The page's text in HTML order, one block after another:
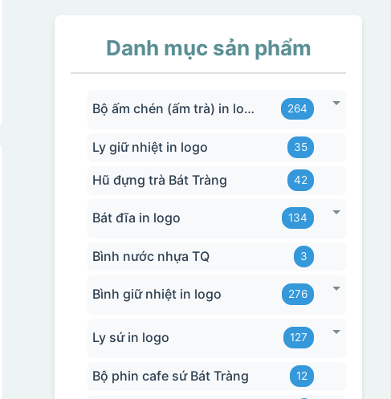
Danh mục sản phẩm
Bộ ấm chén (ấm trà) in logo 264
Ly giữ nhiệt in logo 35
Hũ đựng trà Bát Tràng 42
Bát đĩa in logo 134
Bình nước nhựa TQ 3
Bình giữ nhiệt in logo 276
Ly sứ in logo 127
Bộ phin cafe sứ Bát Tràng 12